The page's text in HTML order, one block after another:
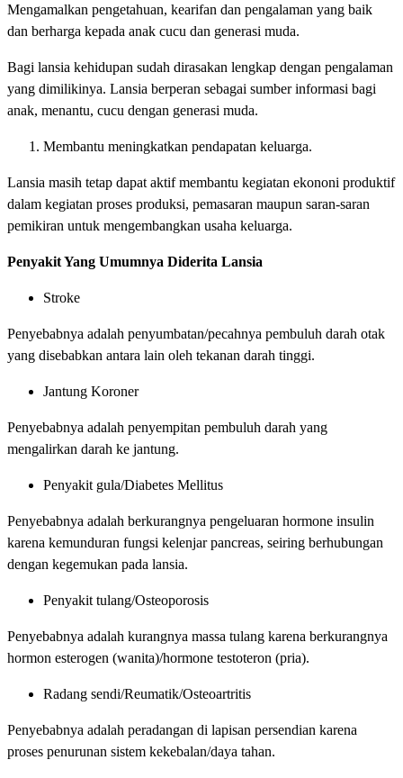
Mengamalkan pengetahuan, kearifan dan pengalaman yang baik
dan berharga kepada anak cucu dan generasi muda.
Bagi lansia kehidupan sudah dirasakan lengkap dengan pengalaman
yang dimilikinya. Lansia berperan sebagai sumber informasi bagi
anak, menantu, cucu dengan generasi muda.
Membantu meningkatkan pendapatan keluarga.
Lansia masih tetap dapat aktif membantu kegiatan ekononi produktif
dalam kegiatan proses produksi, pemasaran maupun saran-saran
pemikiran untuk mengembangkan usaha keluarga.
Penyakit Yang Umumnya Diderita Lansia
Stroke
Penyebabnya adalah penyumbatan/pecahnya pembuluh darah otak
yang disebabkan antara lain oleh tekanan darah tinggi.
Jantung Koroner
Penyebabnya adalah penyempitan pembuluh darah yang
mengalirkan darah ke jantung.
Penyakit gula/Diabetes Mellitus
Penyebabnya adalah berkurangnya pengeluaran hormone insulin
karena kemunduran fungsi kelenjar pancreas, seiring berhubungan
dengan kegemukan pada lansia.
Penyakit tulang/Osteoporosis
Penyebabnya adalah kurangnya massa tulang karena berkurangnya
hormon esterogen (wanita)/hormone testoteron (pria).
Radang sendi/Reumatik/Osteoartritis
Penyebabnya adalah peradangan di lapisan persendian karena
proses penurunan sistem kekebalan/daya tahan.